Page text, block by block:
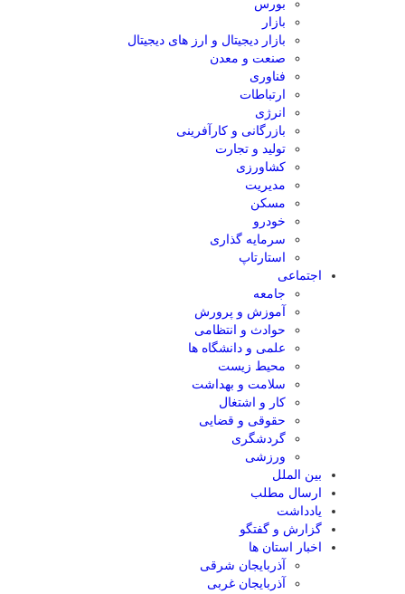
بورس
بازار
بازار دیجیتال و ارز های دیجیتال
صنعت و معدن
فناوری
ارتباطات
انرژی
بازرگانی و کارآفرینی
تولید و تجارت
کشاورزی
مدیریت
مسکن
خودرو
سرمایه گذاری
استارتاپ
اجتماعی
جامعه
آموزش و پرورش
حوادث و انتظامی
علمی و دانشگاه ها
محیط زیست
سلامت و بهداشت
کار و اشتغال
حقوقی و قضایی
گردشگری
ورزشی
بین الملل
ارسال مطلب
یادداشت
گزارش و گفتگو
اخبار استان ها
آذربایجان شرقی
آذربایجان غربی